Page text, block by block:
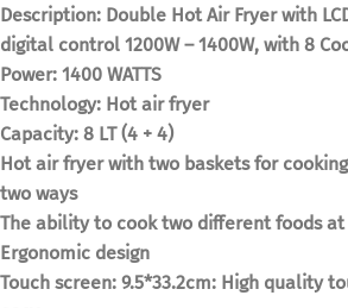
Description: Double Hot Air Fryer with
digital control 1200W – 1400W, with 8
Power: 1400 WATTS
Technology: Hot air fryer
Capacity: 8 LT (4 + 4)
Hot air fryer with two baskets for
two ways
The ability to cook two different foods
Ergonomic design
Touch screen: 9.5*33.2cm: High quality